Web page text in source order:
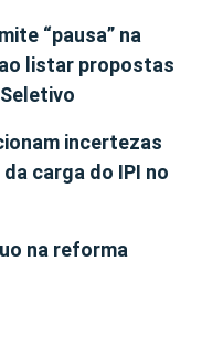
“pausa” na
listar propostas
incertezas
carga do IPI no
na reforma